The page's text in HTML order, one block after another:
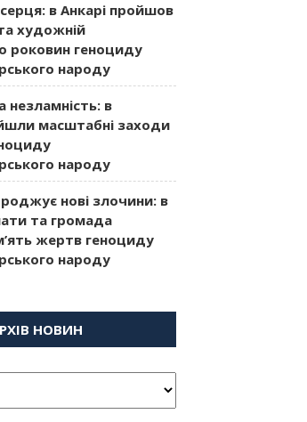
в Анкарі пройшов
художній
роковин геноциду
народу
незламність: в
масштабні заходи
народу
нові злочини: в
та громада
жертв геноциду
народу
НОВИН